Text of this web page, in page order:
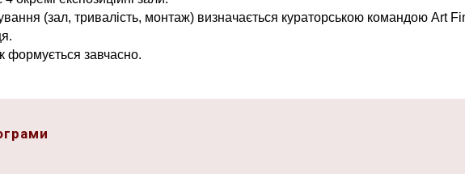
(зал, тривалість, монтаж) визначається кураторською командою Art
формується завчасно.